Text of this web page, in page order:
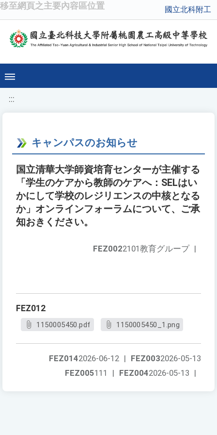
移至網頁之主要內容區位置 國立北科附工
:::
キャンパスのお知らせ
国立清華大学師資培育センターが主催する
「学生のケアから教師のケアへ：SELはい
かにして学校のレジリエンスの中核となる
か」オンラインフォーラムについて、ご承
知おきください。
FEZ0022101教育グループ |
FEZ012
1150005450.pdf 1150005450_1.png
FEZ0032026-05-13
FEZ0142026-06-12 |
FEZ0042026-05-13 |
FEZ005111 |